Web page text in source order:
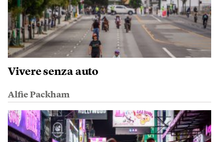
Vivere senza auto
Alfie Packham